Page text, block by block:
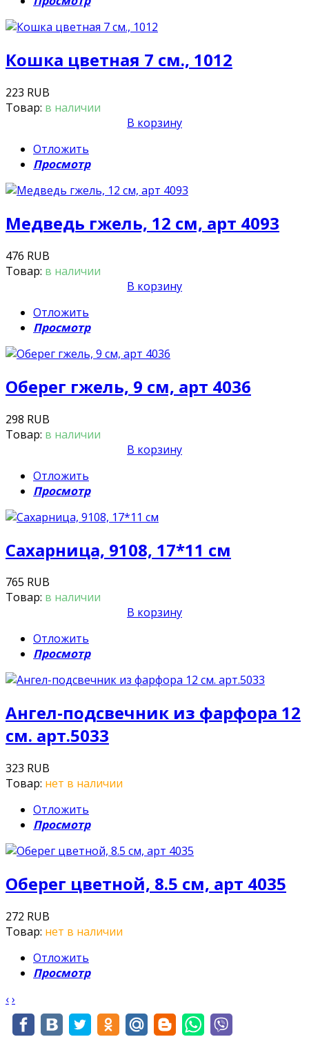
Кошка цветная 7 см., 1012
223 RUB
Товар: в наличии
В корзину
Отложить
Просмотр
Медведь гжель, 12 см, арт 4093
476 RUB
Товар: в наличии
В корзину
Отложить
Просмотр
Оберег гжель, 9 см, арт 4036
298 RUB
Товар: в наличии
В корзину
Отложить
Просмотр
Сахарница, 9108, 17*11 см
765 RUB
Товар: в наличии
В корзину
Отложить
Просмотр
Ангел-подсвечник из фарфора 12
см. арт.5033
323 RUB
Товар: нет в наличии
Отложить
Просмотр
Оберег цветной, 8.5 см, арт 4035
272 RUB
Товар: нет в наличии
Отложить
Просмотр
‹›